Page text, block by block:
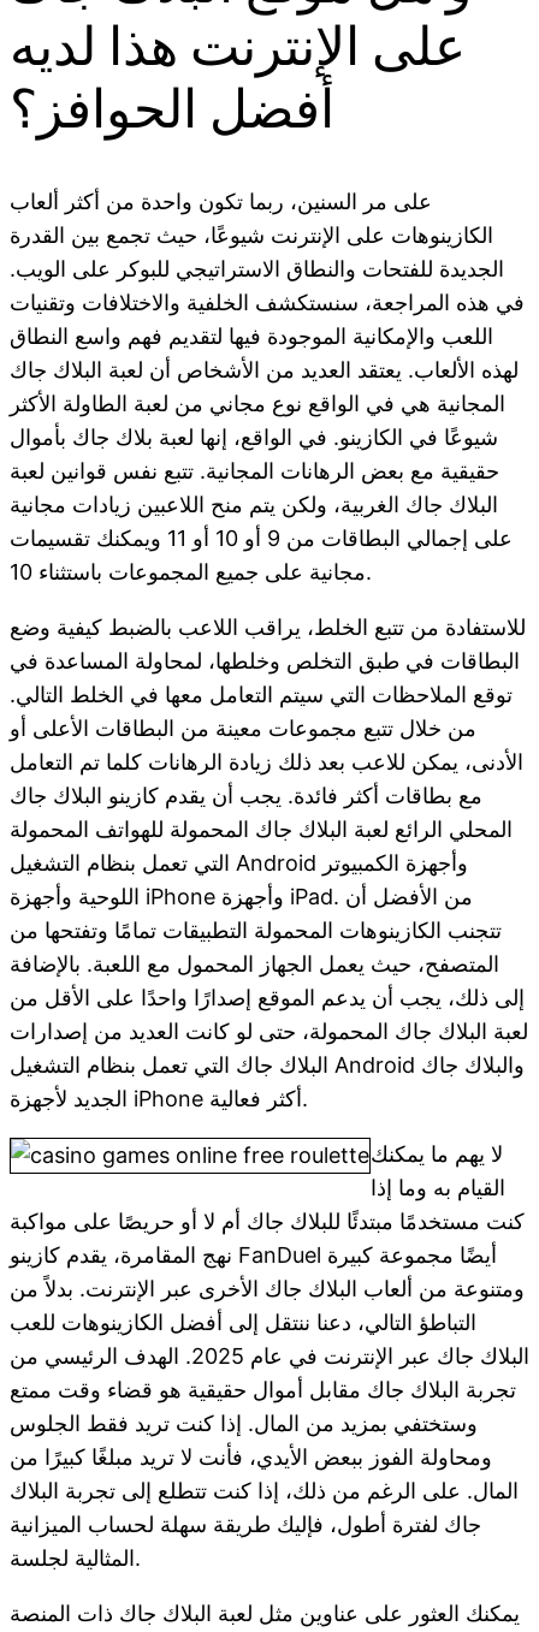
على الإنترنت هذا لديه
أفضل الحوافز؟
على مر السنين، ربما تكون واحدة من أكثر ألعاب
الكازينوهات على الإنترنت شيوعًا، حيث تجمع بين القدرة
الجديدة للفتحات والنطاق الاستراتيجي للبوكر على الويب.
في هذه المراجعة، سنستكشف الخلفية والاختلافات وتقنيات
اللعب والإمكانية الموجودة فيها لتقديم فهم واسع النطاق
لهذه الألعاب. يعتقد العديد من الأشخاص أن لعبة البلاك جاك
المجانية هي في الواقع نوع مجاني من لعبة الطاولة الأكثر
شيوعًا في الكازينو. في الواقع، إنها لعبة بلاك جاك بأموال
حقيقية مع بعض الرهانات المجانية. تتبع نفس قوانين لعبة
البلاك جاك الغربية، ولكن يتم منح اللاعبين زيادات مجانية
على إجمالي البطاقات من 9 أو 10 أو 11 ويمكنك تقسيمات
مجانية على جميع المجموعات باستثناء 10.
للاستفادة من تتبع الخلط، يراقب اللاعب بالضبط كيفية وضع
البطاقات في طبق التخلص وخلطها، لمحاولة المساعدة في
توقع الملاحظات التي سيتم التعامل معها في الخلط التالي.
من خلال تتبع مجموعات معينة من البطاقات الأعلى أو
الأدنى، يمكن للاعب بعد ذلك زيادة الرهانات كلما تم التعامل
مع بطاقات أكثر فائدة. يجب أن يقدم كازينو البلاك جاك
المحلي الرائع لعبة البلاك جاك المحمولة للهواتف المحمولة
التي تعمل بنظام التشغيل Android وأجهزة الكمبيوتر
اللوحية وأجهزة iPhone وأجهزة iPad. من الأفضل أن
تتجنب الكازينوهات المحمولة التطبيقات تمامًا وتفتحها من
المتصفح، حيث يعمل الجهاز المحمول مع اللعبة. بالإضافة
إلى ذلك، يجب أن يدعم الموقع إصدارًا واحدًا على الأقل من
لعبة البلاك جاك المحمولة، حتى لو كانت العديد من إصدارات
البلاك جاك التي تعمل بنظام التشغيل Android والبلاك جاك
الجديد لأجهزة iPhone أكثر فعالية.
لا يهم ما يمكنك
القيام به وما إذا
كنت مستخدمًا مبتدئًا للبلاك جاك أم لا أو حريصًا على مواكبة
نهج المقامرة، يقدم كازينو FanDuel أيضًا مجموعة كبيرة
ومتنوعة من ألعاب البلاك جاك الأخرى عبر الإنترنت. بدلاً من
التباطؤ التالي، دعنا ننتقل إلى أفضل الكازينوهات للعب
البلاك جاك عبر الإنترنت في عام 2025. الهدف الرئيسي من
تجربة البلاك جاك مقابل أموال حقيقية هو قضاء وقت ممتع
وستختفي بمزيد من المال. إذا كنت تريد فقط الجلوس
ومحاولة الفوز ببعض الأيدي، فأنت لا تريد مبلغًا كبيرًا من
المال. على الرغم من ذلك، إذا كنت تتطلع إلى تجربة البلاك
جاك لفترة أطول، فإليك طريقة سهلة لحساب الميزانية
المثالية لجلسة.
يمكنك العثور على عناوين مثل لعبة البلاك جاك ذات المنصة